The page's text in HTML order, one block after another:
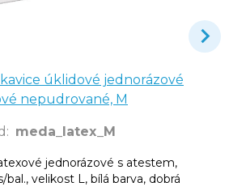
úklidové jednorázové
nepudrované, M
: meda_latex_M
jednorázové s atestem,
velikost L, bílá barva, dobrá